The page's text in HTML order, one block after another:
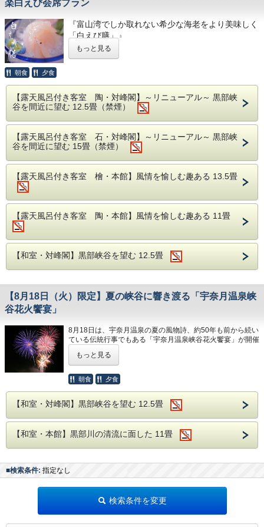
【送迎】富山地方鉄道「宇奈月温泉駅」より徒歩3分。送迎
有（要事前予約）
■送迎■
予約フォームの送迎の項目から新幹線（JR黒部宇奈月温泉
駅）または富山地方鉄道（宇奈月温泉駅）の到着予定時刻を
■その他■
・露天風呂付のお部屋のお客様のチェックアウト時間は
11：00となります。（通常10：00）
・有線/無線LANあり
・当館ではご宿泊の約1週間前にご確認のお電話を差し上げ
ております。
揚物 地魚香煎揚げ
食事 富山のコシヒカリ
留椀 赤出汁
香の物 盛り合わせ
水菓子 季節のデザート
■お食事■
・お食事場所は「お部屋」または「個室食事処」と
※場所は当館おまかせになります。
※5名様以上の場合、個室のお食事処をご用意い
たします。
※ご夕食・ご朝食ともに同じ場所でご用意しま
仕入れの都合により献立の内容を予告なく変更す
・アレルギーや苦手な食材等がございましたら備考
事前のご連絡で他の食材に変更致します。
■アクセス■
【お車】黒部ICより約20分。駐車場完備
【
電車】
東京駅より約180分、名古屋駅より約245
【送迎】
富山地方鉄道「宇奈月温泉駅」より徒歩3
分。送迎有（要事前予約）
■送迎■
予約フォームの送迎の項目から新幹線（JR黒部宇
奈月温泉駅）または富山地方鉄道（宇奈月温泉駅）
の到着予定時刻をご記入ください。
※送迎は13：30〜17：00迄行なっております。
■その他■
・露天風呂付のお部屋のお客様のチェックアウト時
間は11：00となります。（通常10：00）
・有線/無線LANあり
・当館ではご宿泊の約1週間前にご確認のお電話を
楽白えび会席プラン
『富山湾でしか取れない希少な海老をより美味しく
「白えび膳」』
～富山湾の宝石「白えび」を、富山湾の旬魚たっぷ
りの料理と共に食す～
呼ばれ富山湾でしか獲れない体長わずか7cm前後の
希少な海老です。手間暇をかけて取りだした小さな
むき身は独特の甘みを持ち一度食すと忘れられない
味です。富山の旬の素材を使った料理も加え、量、
質ともにご満足いただけるお料理です。
【夏の献立一例】
食前酒 梅酒
椀物 甘海老真丈 清汁仕立て
割鮮 本日の割鮮 煎り酒を添えて
炊合 蒸し鰻と旬菜
強肴 水蛸 梅肉酢 酢取り茗荷 蓮芋 海ブド
ウ
焜炉 国産和牛出汁しゃぶ
揚物 白海老米粉揚げ
食事 白海老の釜めし
留椀 赤出汁
香の物 盛り合わせ
創業者竹次郎の精神を継承し、料理旅館として厳
選された地元富山の旬の食材を使い、調理長の繊細
な感性とこだわりで磨き上げた上質のお料理をご提
供、富山の各蔵から館主が選んだこだわりの名酒と
共にお楽しみ頂けます。宮大工でもある匠の衆の手
は、額縁に見立てた檜の枠から見える峡谷と湯鏡に
移る景色が最も美しく映える。全室峡谷に面した大
自然の絶景を愛でるお部屋での安らぎのひとときを
お過ごし頂き、延楽ならではの大人の温泉情緒をぜ
もっと見る
朝食 夕食
【露天風呂付き客室 陶・対峰閣】～リニューアル～ 黒部峡
谷を間近に望む 12.5畳（禁煙）
【露天風呂付き客室 石・対峰閣】～リニューアル～ 黒部峡
谷を間近に望む 15畳（禁煙）
【露天風呂付き客室 檜・本館】風情を愉しむ趣ある 13.5畳
【露天風呂付き客室 陶・本館】風情を愉しむ趣ある 11畳
【和室・対峰閣】黒部峡谷を望む 12.5畳
【8月18日（火）限定】夏の峡谷に響き渡る「宇奈月温泉峡
谷花火饗宴」
8月18日は、宇奈月温泉の夏の風物詩、約50年も前から続い
ている伝統行事でもある「宇奈月温泉峡谷花火饗宴」が開催
峡谷に轟く、音にこだわった花火や大迫力のスターマインな
ど光と音の饗宴が黒部峡谷を夏の夜空を彩ります。
クライマックスの花火後半では延楽の対岸から間近で大迫力
の花火が打ち上げられます。
鑑賞用のお席は、星空や温泉街を俯瞰して見渡せる屋上を特
別にご用意しております。
な方やご家族と特別な花火饗宴をご鑑賞くださいませ。
もっと見る
朝食 夕食
【和室・対峰閣】黒部峡谷を望む 12.5畳
【和室・本館】黒部川の清流に面した 11畳
■検索条件: 指定なし
検索条件を変更